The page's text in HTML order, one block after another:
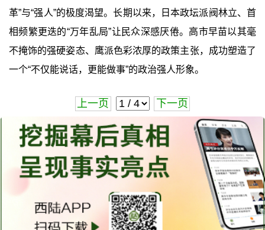
革”与“强人”的极度渴望。长期以来，日本政坛派阀林立、首
相频繁更迭的“万年乱局”让民众深感厌倦。高市早苗以其毫
不掩饰的强硬姿态、鹰派色彩浓厚的政策主张，成功塑造了
一个“不仅能说话，更能做事”的政治强人形象。
上一页 下一页